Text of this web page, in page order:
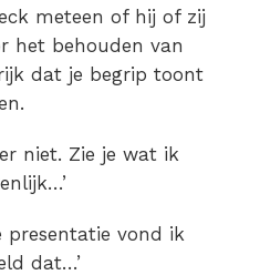
meteen of hij of zij
het behouden van
dat je begrip toont
niet. Zie je wat ik
presentatie vond ik
dat…’